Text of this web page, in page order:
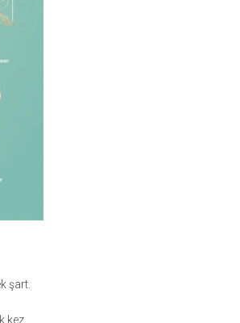
şart.
kez